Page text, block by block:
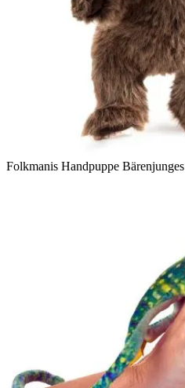
Folkmanis Handpuppe Bärenjunges